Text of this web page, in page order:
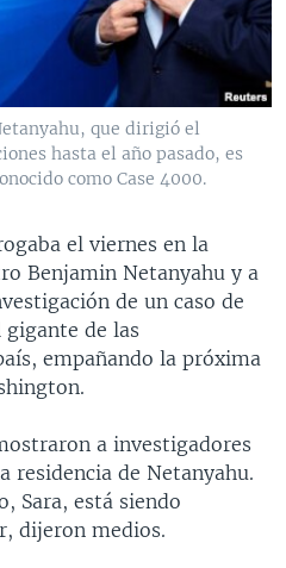
que dirigió el
hasta el año pasado, es
como Case 4000.
el viernes en la
Benjamin Netanyahu y a
de un caso de
de las
empañando la próxima
a investigadores
residencia de Netanyahu.
Sara, está siendo
dijeron medios.